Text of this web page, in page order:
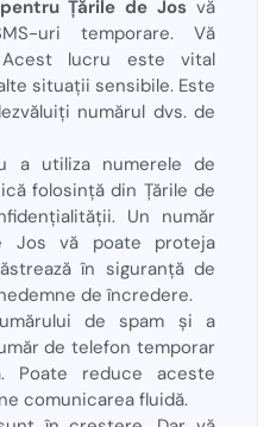
Țările de Jos vă
uri temporare. Vă
Acest lucru este vital
situații sensibile. Este
numărul dvs. de
a utiliza numerele de
folosință din Țările de
Un număr
Jos vă poate proteja
în siguranță de
de încredere.
de spam și a
de telefon temporar
Poate reduce aceste
comunicarea fluidă.